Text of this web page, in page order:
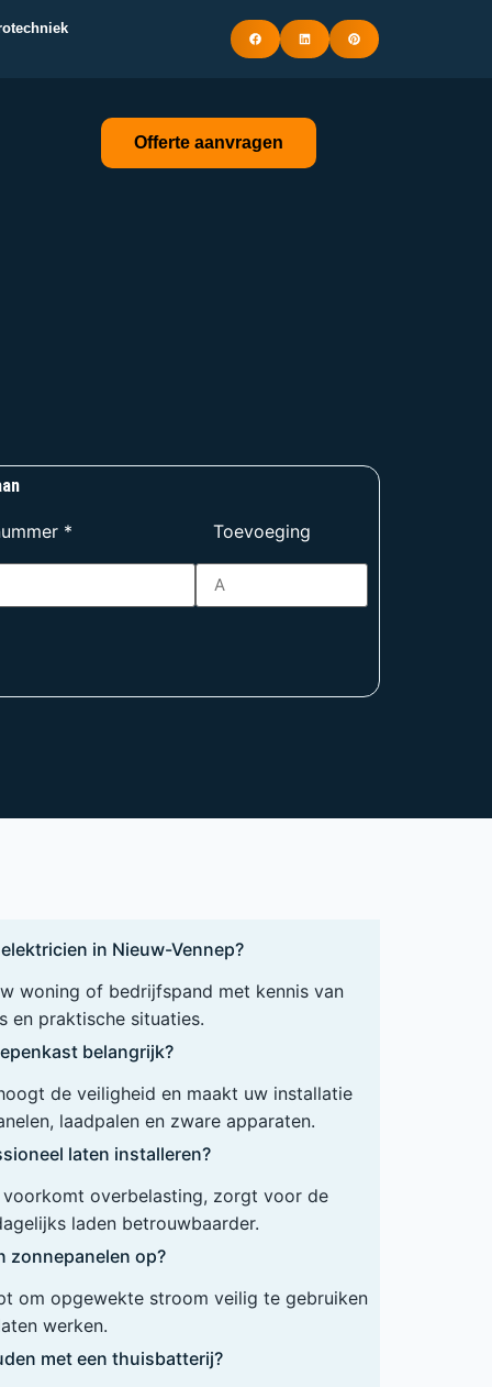
Offerte aanvragen
* Toevoeging
in Nieuw-Vennep?
woning of bedrijfspand met kennis van
en praktische situaties.
belangrijk?
de veiligheid en maakt uw installatie
laadpalen en zware apparaten.
laten installeren?
overbelasting, zorgt voor de
laden betrouwbaarder.
zonnepanelen op?
om opgewekte stroom veilig te gebruiken
werken.
met een thuisbatterij?